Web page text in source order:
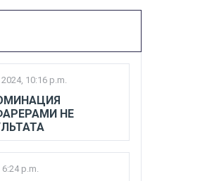
10:16 p.m.
НЕ
p.m.